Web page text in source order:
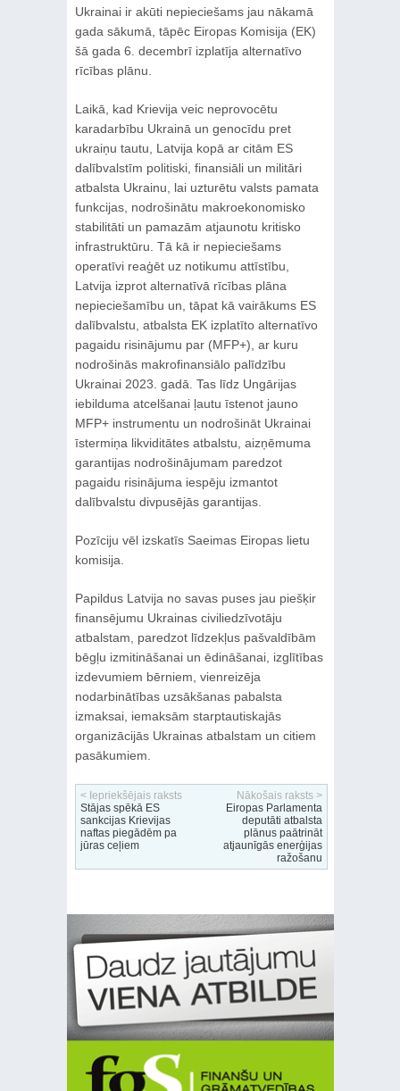
Ukrainai ir akūti nepieciešams jau nākamā
gada sākumā, tāpēc Eiropas Komisija (EK)
šā gada 6. decembrī izplatīja alternatīvo
rīcības plānu.
Laikā, kad Krievija veic neprovocētu
karadarbību Ukrainā un genocīdu pret
ukraiņu tautu, Latvija kopā ar citām ES
dalībvalstīm politiski, finansiāli un militāri
atbalsta Ukrainu, lai uzturētu valsts pamata
funkcijas, nodrošinātu makroekonomisko
stabilitāti un pamazām atjaunotu kritisko
infrastruktūru. Tā kā ir nepieciešams
operatīvi reaģēt uz notikumu attīstību,
Latvija izprot alternatīvā rīcības plāna
nepieciešamību un, tāpat kā vairākums ES
dalībvalstu, atbalsta EK izplatīto alternatīvo
pagaidu risinājumu par (MFP+), ar kuru
nodrošinās makrofinansiālo palīdzību
Ukrainai 2023. gadā. Tas līdz Ungārijas
iebilduma atcelšanai ļautu īstenot jauno
MFP+ instrumentu un nodrošināt Ukrainai
īstermiņa likviditātes atbalstu, aizņēmuma
garantijas nodrošinājumam paredzot
pagaidu risinājuma iespēju izmantot
dalībvalstu divpusējās garantijas.
Pozīciju vēl izskatīs Saeimas Eiropas lietu
komisija.
Papildus Latvija no savas puses jau piešķir
finansējumu Ukrainas civiliedzīvotāju
atbalstam, paredzot līdzekļus pašvaldībām
bēgļu izmitināšanai un ēdināšanai, izglītības
izdevumiem bērniem, vienreizēja
nodarbinātības uzsākšanas pabalsta
izmaksai, iemaksām starptautiskajās
organizācijās Ukrainas atbalstam un citiem
pasākumiem.
< Iepriekšējais raksts
Stājas spēkā ES
sankcijas Krievijas
naftas piegādēm pa
jūras ceļiem
Nākošais raksts >
Eiropas Parlamenta
deputāti atbalsta
plānus paātrināt
atjaunīgās enerģijas
ražošanu